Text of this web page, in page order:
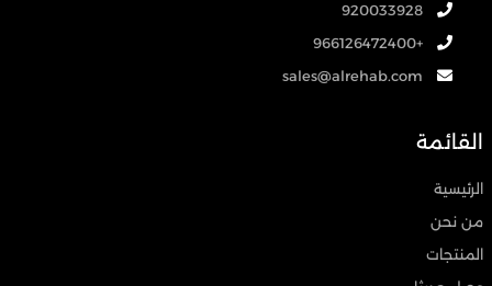
920033928
+966126472400
sales@alrehab.com
القائمة
الرئيسية
من نحن
المنتجات